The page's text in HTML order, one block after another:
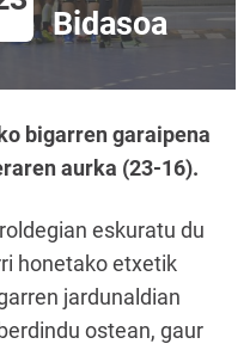
Bidasoa
bigarren garaipena
aurka (23-16).
eskuratu du
honetako etxetik
jardunaldian
ostean, gaur